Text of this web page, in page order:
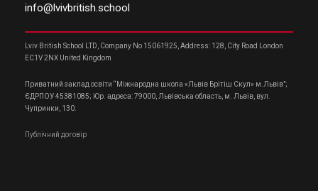
info@lvivbritish.school
Lviv British School LTD, Company No 15061925, Address: 128, City Road London
EC1V 2NX United Kingdom
Приватний заклад освіти “Міжнародна школа «Львів Брітіш Скул» м.Львів”;
ЄДРПОУ 45381085; Юр. адреса: 79000, Львівська область, м. Львів, вул.
Чупринки, 130.
Публічний договір